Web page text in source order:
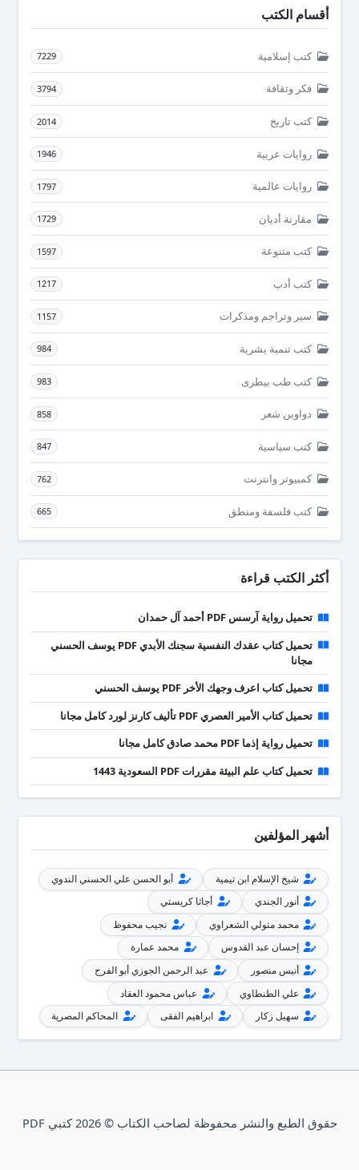
أقسام الكتب
كتب إسلامية 7229
فكر وثقافة 3794
كتب تاريخ 2014
روايات عربية 1946
روايات عالمية 1797
مقارنة أديان 1729
كتب متنوعة 1597
كتب أدب 1217
سير وتراجم ومذكرات 1157
كتب تنمية بشرية 984
كتب طب بيطرى 983
دواوين شعر 858
كتب سياسية 847
كمبيوتر وانترنت 762
كتب فلسفة ومنطق 665
أكثر الكتب قراءة
تحميل رواية آرسس PDF أحمد آل حمدان
تحميل كتاب عقدك النفسية سجنك الأبدي PDF يوسف الحسني
مجانا
تحميل كتاب اعرف وجهك الأخر PDF يوسف الحسني
تحميل كتاب الأمير العصري PDF تأليف كارنز لورد كامل مجانا
تحميل رواية إذما PDF محمد صادق كامل مجانا
تحميل كتاب علم البيئة مقررات PDF السعودية 1443
أشهر المؤلفين
شيخ الإسلام ابن تيمية
أبو الحسن علي الحسني الندوي
أنور الجندي
أجاثا كريستي
محمد متولي الشعراوي
نجيب محفوظ
إحسان عبد القدوس
محمد عمارة
أنيس منصور
عبد الرحمن الجوزي أبو الفرج
علي الطنطاوي
عباس محمود العقاد
سهيل زكار
ابراهيم الفقى المحاكم المصرية
حقوق الطبع والنشر محفوظة لصاحب الكتاب © 2026 كتبي PDF